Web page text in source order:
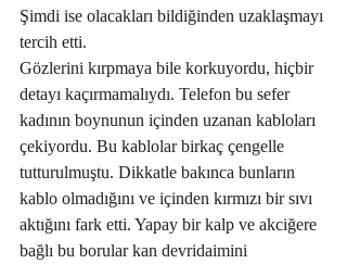
Şimdi ise olacakları bildiğinden uzaklaşmayı
tercih etti.
Gözlerini kırpmaya bile korkuyordu, hiçbir
detayı kaçırmamalıydı. Telefon bu sefer
kadının boynunun içinden uzanan kabloları
çekiyordu. Bu kablolar birkaç çengelle
tutturulmuştu. Dikkatle bakınca bunların
kablo olmadığını ve içinden kırmızı bir sıvı
aktığını fark etti. Yapay bir kalp ve akciğere
bağlı bu borular kan devridaimini